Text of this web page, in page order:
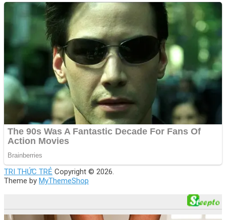
TRI THỨC TRẺ Copyright © 2026.
Theme by MyThemeShop